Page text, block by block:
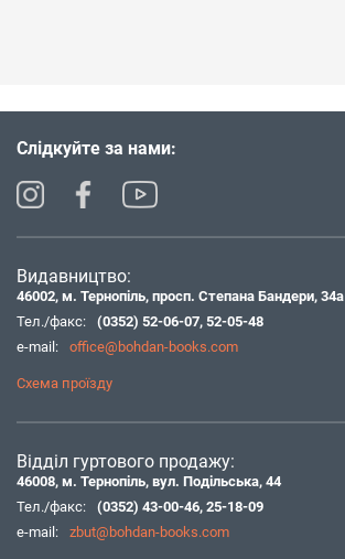
Слідкуйте за нами:
Видавництво:
46002, м. Тернопіль, просп. Степана Бандери, 34а
Тел./факс:
(0352) 52-06-07, 52-05-48
e-mail:
office@bohdan-books.com
Схема проїзду
Відділ гуртового продажу:
46008, м. Тернопіль, вул. Подільська, 44
Тел./факс:
(0352) 43-00-46, 25-18-09
e-mail:
zbut@bohdan-books.com